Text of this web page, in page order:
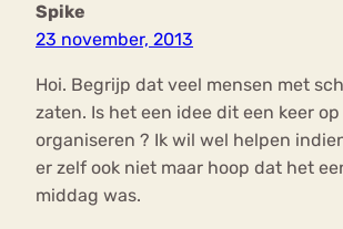
Spike
23 november, 2013
Hoi. Begrijp dat veel mensen met
zaten. Is het een idee dit een keer
organiseren ? Ik wil wel helpen
er zelf ook niet maar hoop dat het
middag was.